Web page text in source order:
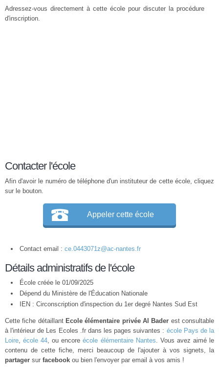
Adressez-vous directement à cette école pour discuter la procédure
d'inscription.
Contacter l'école
Afin d'avoir le numéro de téléphone d'un instituteur de cette école, cliquez
sur le bouton.
Appeler cette école
Contact email : ce.0443071z@ac-nantes.fr
Détails administratifs de l'école
École créée le 01/09/2025
Dépend du Ministère de l'Éducation Nationale
IEN : Circonscription d'inspection du 1er degré Nantes Sud Est
Cette fiche détaillant Ecole élémentaire privée Al Bader est consultable
à l'intérieur de Les Ecoles .fr dans les pages suivantes : école Pays de la
Loire,école 44, ou encoreécole élémentaire Nantes. Vous avez aimé le
contenu de cette fiche, merci beaucoup de l'ajouter à vos signets, la
partager sur facebook ou bien l'envoyer par email à vos amis !